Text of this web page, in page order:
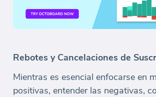
Rebotes y Cancelaciones de
Mientras es esencial enfocarse en
positivas, entender las negativas,